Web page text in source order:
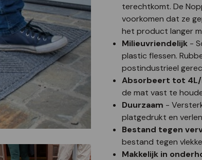
terechtkomt. De
voorkomen dat ze
het product langer
Milieuvriendelijk -
plastic flessen.
postindustrieel
Absorbeert tot
de mat vast te
Duurzaam -
platgedrukt en
Bestand tegen
bestand tegen
Makkelijk in